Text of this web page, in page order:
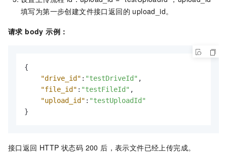
填写为第一步创建文件接口返回的 upload_id。
请求 body 示例：
{
"drive_id" : "testDriveId" ,
"file_id" : "testFileId" ,
"upload_id" : "testUploadId"
}
接口返回 HTTP 状态码 200 后，表示文件已经上传完成。